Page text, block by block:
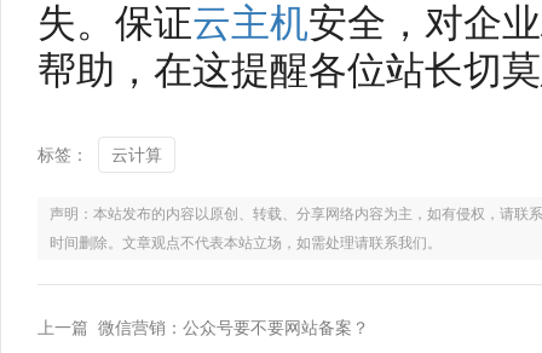
失。保证云主机安全，对企
帮助，在这提醒各位站长切
标签： 云计算
声明：本站发布的内容以原创、转载、分享网络内容为主，如有侵权，请
时间删除。文章观点不代表本站立场，如需处理请联系我们。
上一篇 微信营销：公众号要不要网站备案？